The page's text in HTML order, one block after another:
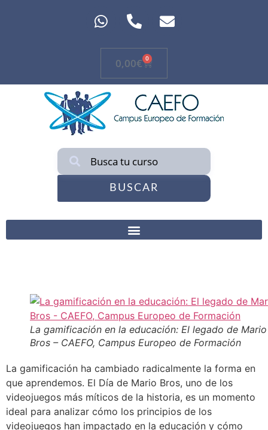
0,00€ 0
BUSCAR
La gamificación en la educación: El legado de Mario
Bros – CAEFO, Campus Europeo de Formación
La gamificación ha cambiado radicalmente la forma en
que aprendemos. El Día de Mario Bros, uno de los
videojuegos más míticos de la historia, es un momento
ideal para analizar cómo los principios de los
videojuegos han impactado en la educación y cómo